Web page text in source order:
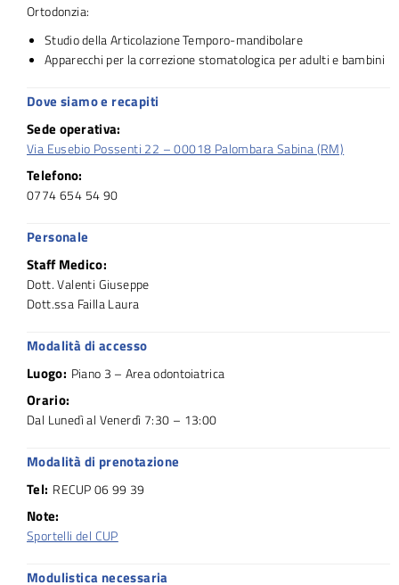
Ortodonzia:
Studio della Articolazione Temporo-mandibolare
Apparecchi per la correzione stomatologica per adulti e bambini
Dove siamo e recapiti
Sede operativa:
Via Eusebio Possenti 22 – 00018 Palombara Sabina (RM)
Telefono:
0774 654 54 90
Personale
Staff Medico:
Dott. Valenti Giuseppe
Dott.ssa Failla Laura
Modalità di accesso
Luogo: Piano 3 – Area odontoiatrica
Orario:
Dal Lunedì al Venerdì 7:30 – 13:00
Modalità di prenotazione
Tel: RECUP 06 99 39
Note:
Sportelli del CUP
Modulistica necessaria